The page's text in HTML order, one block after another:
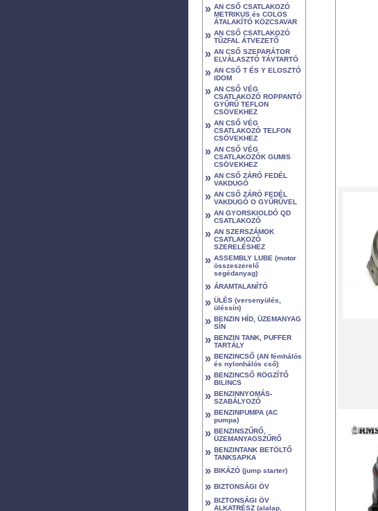
» AN CSŐ CSATLAKOZÓ
METRIKUS és COLOS
ÁTALAKÍTÓ KÖZCSAVAR
» AN CSŐ CSATLAKOZÓ
TŰZFAL ÁTVEZETŐ
» AN CSŐ SZEPARÁTOR
ELVÁLASZTÓ TÁVTARTÓ
» AN CSŐ T ÉS Y ELOSZTÓ
IDOM
» AN CSŐ VÉG
CSATLAKOZÓ ROPPANTÓ
GYŰRŰ TEFLON
CSÖVEKHEZ
» AN CSŐ VÉG
CSATLAKOZÓ TELFON
CSÖVEKHEZ
» AN CSŐ VÉG
CSATLAKOZÓK GUMIS
CSÖVEKHEZ
» AN CSŐ ZÁRÓ FEDÉL
VAKDUGÓ
» AN CSŐ ZÁRÓ FEDÉL
VAKDUGÓ O GYŰRŰVEL
» AN GYORSKIOLDÓ QD
CSATLAKOZÓ
» AN SZERSZÁMOK
CSATLAKOZÓ
SZERELÉSHEZ
» ASSEMBLY LUBE (motor
összeszerelő
segédanyag)
» ÁRAMTALANÍTÓ
» ÜLÉS (versenyülés,
üléssín)
» BENZIN HÍD, ÜZEMANYAG
SÍN
» BENZIN TANK, PUFFER
TARTÁLY
» BENZINCSŐ (AN fémhálós
és nylonhálós cső)
» BENZINCSŐ RÖGZÍTŐ
BILINCS
» BENZINNYOMÁS-
SZABÁLYOZÓ
» BENZINPUMPA (AC
pumpa)
» BENZINSZŰRŐ,
ÜZEMANYAGSZŰRŐ
» BENZINTANK BETÖLTŐ
TANKSAPKA
» BIKÁZÓ (jump starter)
» BIZTONSÁGI ÖV
» BIZTONSÁGI ÖV
ALKATRÉSZ (alalap,